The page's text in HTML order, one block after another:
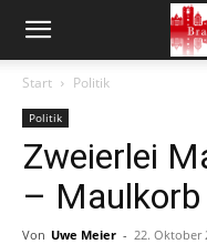
Start Politik
Politik
Zweierlei
–
Von Uwe Meier - 22. Oktober